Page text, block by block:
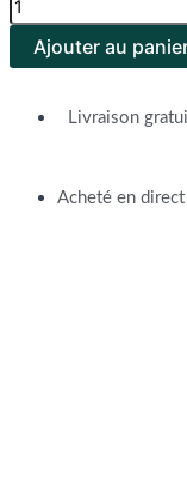
Ajouter au
Livraison
Acheté en